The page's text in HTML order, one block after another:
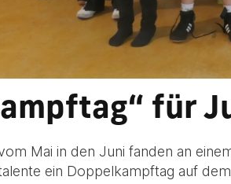
für
Mai in den Juni fanden an
ein Doppelkampftag auf